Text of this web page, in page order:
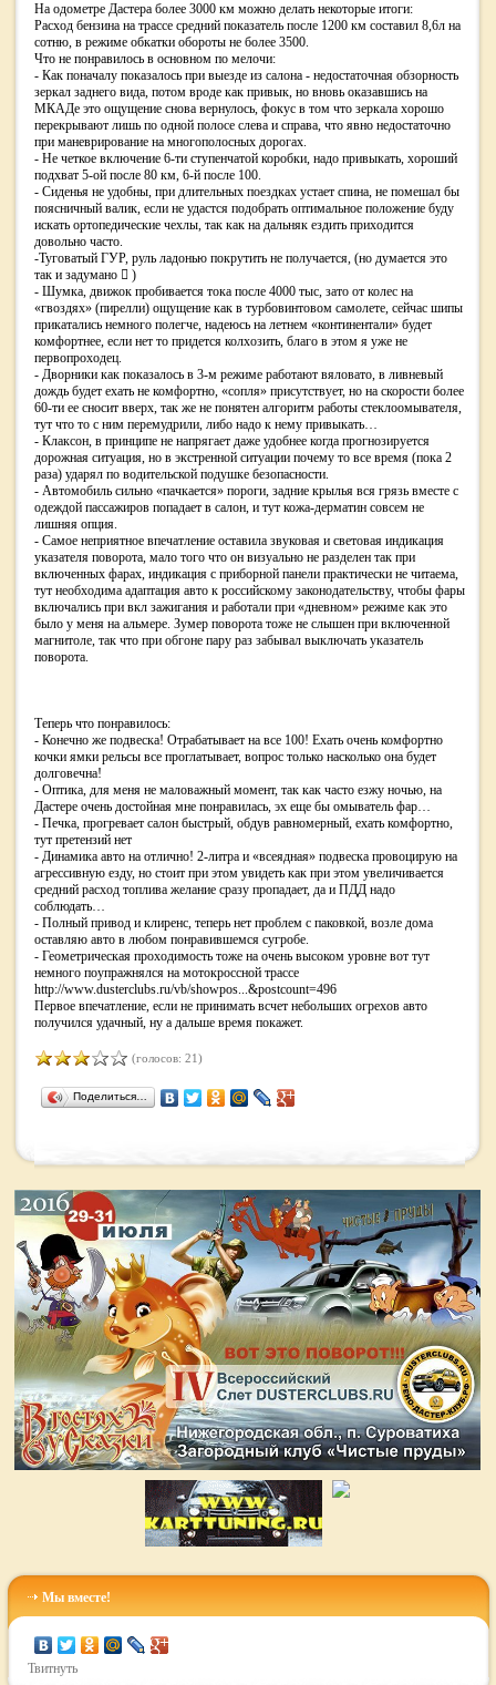
На одометре Дастера более 3000 км можно делать некоторые итоги:
Расход бензина на трассе средний показатель после 1200 км составил 8,6л на
сотню, в режиме обкатки обороты не более 3500.
Что не понравилось в основном по мелочи:
- Как поначалу показалось при выезде из салона - недостаточная обзорность
зеркал заднего вида, потом вроде как привык, но вновь оказавшись на
МКАДе это ощущение снова вернулось, фокус в том что зеркала хорошо
перекрывают лишь по одной полосе слева и справа, что явно недостаточно
при маневрирование на многополосных дорогах.
- Не четкое включение 6-ти ступенчатой коробки, надо привыкать, хороший
подхват 5-ой после 80 км, 6-й после 100.
- Сиденья не удобны, при длительных поездках устает спина, не помешал бы
поясничный валик, если не удастся подобрать оптимальное положение буду
искать ортопедические чехлы, так как на дальняк ездить приходится
довольно часто.
-Туговатый ГУР, руль ладонью покрутить не получается, (но думается это
так и задумано  )
- Шумка, движок пробивается тока после 4000 тыс, зато от колес на
«гвоздях» (пирелли) ощущение как в турбовинтовом самолете, сейчас шипы
прикатались немного полегче, надеюсь на летнем «континентали» будет
комфортнее, если нет то придется колхозить, благо в этом я уже не
первопроходец.
- Дворники как показалось в 3-м режиме работают вяловато, в ливневый
дождь будет ехать не комфортно, «сопля» присутствует, но на скорости более
60-ти ее сносит вверх, так же не понятен алгоритм работы стеклоомывателя,
тут что то с ним перемудрили, либо надо к нему привыкать…
- Клаксон, в принципе не напрягает даже удобнее когда прогнозируется
дорожная ситуация, но в экстренной ситуации почему то все время (пока 2
раза) ударял по водительской подушке безопасности.
- Автомобиль сильно «пачкается» пороги, задние крылья вся грязь вместе с
одеждой пассажиров попадает в салон, и тут кожа-дерматин совсем не
лишняя опция.
- Самое неприятное впечатление оставила звуковая и световая индикация
указателя поворота, мало того что он визуально не разделен так при
включенных фарах, индикация с приборной панели практически не читаема,
тут необходима адаптация авто к российскому законодательству, чтобы фары
включались при вкл зажигания и работали при «дневном» режиме как это
было у меня на альмере. Зумер поворота тоже не слышен при включенной
магнитоле, так что при обгоне пару раз забывал выключать указатель
поворота.
Теперь что понравилось:
- Конечно же подвеска! Отрабатывает на все 100! Ехать очень комфортно
кочки ямки рельсы все проглатывает, вопрос только насколько она будет
долговечна!
- Оптика, для меня не маловажный момент, так как часто езжу ночью, на
Дастере очень достойная мне понравилась, эх еще бы омыватель фар…
- Печка, прогревает салон быстрый, обдув равномерный, ехать комфортно,
тут претензий нет
- Динамика авто на отлично! 2-литра и «всеядная» подвеска провоцирую на
агрессивную езду, но стоит при этом увидеть как при этом увеличивается
средний расход топлива желание сразу пропадает, да и ПДД надо
соблюдать…
- Полный привод и клиренс, теперь нет проблем с паковкой, возле дома
оставляю авто в любом понравившемся сугробе.
- Геометрическая проходимость тоже на очень высоком уровне вот тут
немного поупражнялся на мотокроссной трассе
http://www.dusterclubs.ru/vb/showpos...&postcount=496
Первое впечатление, если не принимать всчет небольших огрехов авто
получился удачный, ну а дальше время покажет.
(голосов: 21)
Поделиться…
Мы вместе!
Твитнуть